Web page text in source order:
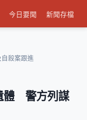
今日要聞 新聞存檔
殺案跟進
體 警方列謀